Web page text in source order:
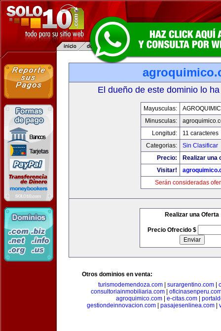
El dueño de este dominio lo
Mayusculas:
Minusculas:
Longitud:
11 caracteres
Categorias:
Sin Clasificar
Precio:
Realizar una
Visitar!
Serán consideradas
Realizar una Oferta
Precio Ofrecido $
Otros dominios en venta:
turismodemendoza.com| surargentino.com|
consultoriainmobiliaria.com
agroquimico.com
e-citas.com
gestiondeinnovacion.com| pasajesenlinea.com|